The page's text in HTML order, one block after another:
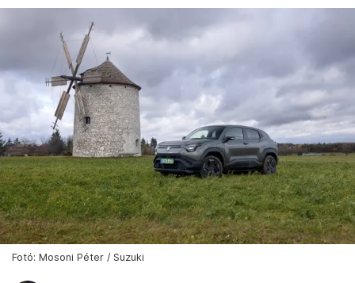
Fotó: Mosoni Péter / Suzuki